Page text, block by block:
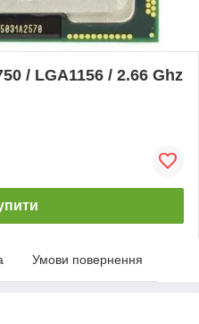
/ LGA1156 / 2.66 Ghz
Умови повернення